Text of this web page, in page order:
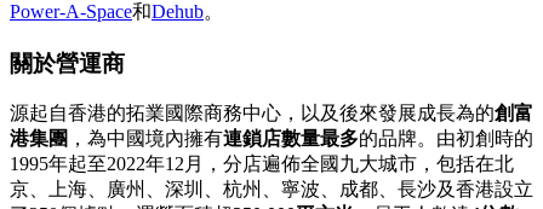
Power-A-Space和Dehub。
關於營運商
源起自香港的拓業國際商務中心，以及後來發展成長為的創富
港集團 ，為中國境內擁有連鎖店數量最多的品牌。由初創時的
1995年起至2022年12月，分店遍佈全國九大城市，包括在北
京、上海、廣州、深圳、杭州、寧波、成都、長沙及香港設立